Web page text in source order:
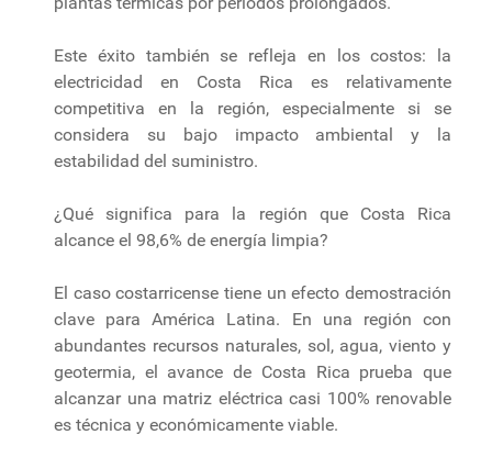
Este éxito también se refleja en los costos: la
electricidad en Costa Rica es relativamente
competitiva en la región, especialmente si se
considera su bajo impacto ambiental y la
estabilidad del suministro.
¿Qué significa para la región que Costa Rica
alcance el 98,6% de energía limpia?
El caso costarricense tiene un efecto demostración
clave para América Latina. En una región con
abundantes recursos naturales, sol, agua, viento y
geotermia, el avance de Costa Rica prueba que
alcanzar una matriz eléctrica casi 100% renovable
es técnica y económicamente viable.